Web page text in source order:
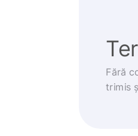
Fără
trimis